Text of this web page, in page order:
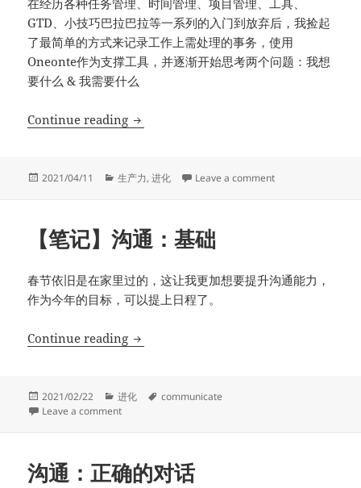
GTD、小技巧巴拉巴拉等一系列的入门到放弃后，我捡起
了最简单的方式来记录工作上需处理的事务，使用
Oneonte作为支撑工具，并逐渐开始思考两个问题：我想
要什么 & 我需要什么
Continue reading 重建工作任务管理
Posted
2021/04/11 Categories
生产力,进化 Leave a commenton 重建工作任务管
【笔记】沟通：基础
春节依旧是在家里过的，这让我更加想要提升沟通能力，
作为今年的目标，可以提上日程了。
Continue reading 【笔记】沟通：基础
Posted
on
2021/02/22 Categories
进化 Tags
communicate
Leave a commenton 【笔记】沟通：基础
沟通：正确的对话